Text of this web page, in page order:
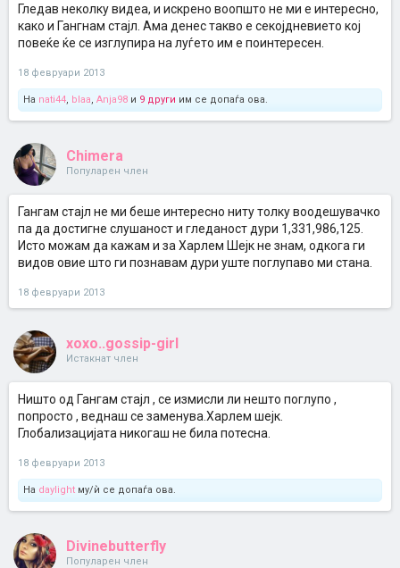
Гледав неколку видеа, и искрено воопшто не ми е интересно,
како и Гангнам стајл. Ама денес такво е секојдневието кој
повеќе ќе се изглупира на луѓето им е поинтересен.
18 февруари 2013
На nati44, blaa, Anja98 и 9 други им се допаѓа ова.
Chimera
Популарен член
Гангам стајл не ми беше интересно ниту толку воодешувачко
па да достигне слушаност и гледаност дури 1,331,986,125.
Исто можам да кажам и за Харлем Шејк не знам, одкога ги
видов овие што ги познавам дури уште поглупаво ми стана.
18 февруари 2013
xoxo..gossip-girl
Истакнат член
Ништо од Гангам стајл , се измисли ли нешто поглупо ,
попросто , веднаш се заменува.Харлем шејк.
Глобализацијата никогаш не била потесна.
18 февруари 2013
На daylight му/ѝ се допаѓа ова.
Divinebutterfly
Популарен член